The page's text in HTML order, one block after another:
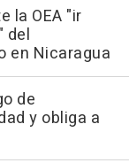
la OEA "ir
del
en Nicaragua
de
y obliga a